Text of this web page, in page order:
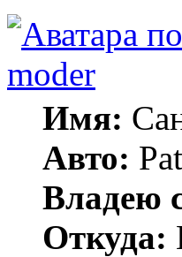
moder
Имя:
Авто:
Владею
Откуда: